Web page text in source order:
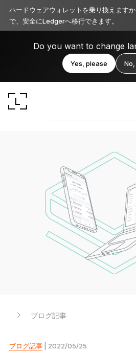
ハードウェアウォレットを乗り換えます
で、安全にLedgerへ移行できます。
Do you want to change
Yes, please
Ledger Stax
洗練されたプレミアムなデ
Ledger Flex
暗号資産保護の新常識へ
バックアップで万が一の事
ブログ記事
ブログ記事| 2022/05/25